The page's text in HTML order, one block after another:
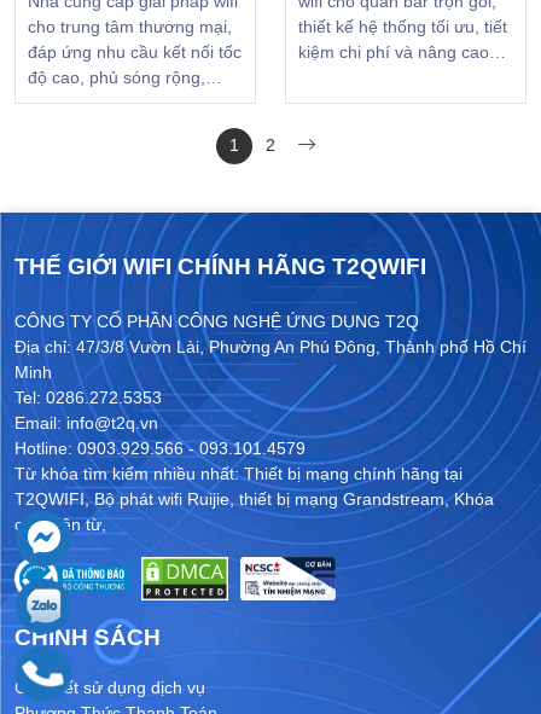
cho trung tâm thương mại,
đáp ứng nhu cầu kết nối tốc
độ cao, phủ sóng rộng,
quản lý người dùng hiệu
thiết kế hệ thống tối ưu, tiết
kiệm chi phí và nâng cao
TIẾT]
1 2
THẾ GIỚI WIFI CHÍNH HÃNG T2QWIFI
CÔNG TY CỔ PHẦN CÔNG NGHỆ ỨNG DỤNG T2Q
Địa chỉ: 47/3/8 Vườn Lài, Phường An Phú Đông, Thành phố Hồ Chí
Minh
Tel: 0286.272.5353
Email: info@t2q.vn
Hotline: 0903.929.566 - 093.101.4579
Từ khóa tìm kiếm nhiều nhất:Thiết bị mạng chính hãng tại
T2QWIFI,Bộ phát wifi Ruijie,thiết bị mạng Grandstream,Khóa
cửa điện từ,
CHÍNH SÁCH
Cam kết sử dụng dịch vụ